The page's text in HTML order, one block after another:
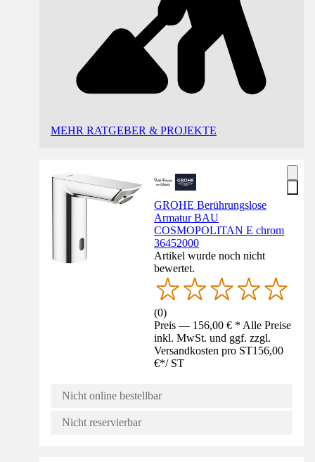
MEHR RATGEBER & PROJEKTE
GROHE Berührungslose
Armatur BAU
COSMOPOLITAN E chrom
36452000
Artikel wurde noch nicht
bewertet.
(0)
Preis — 156,00 € * Alle Preise
inkl. MwSt. und ggf. zzgl.
Versandkosten pro ST156,00
€*/ ST
Nicht online bestellbar
Nicht reservierbar